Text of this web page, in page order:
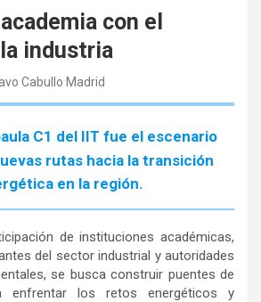
con el
industria
Cabullo Madrid
C1 del IIT fue el escenario
rutas hacia la transición
en la región.
de instituciones académicas,
del sector industrial y autoridades
se busca construir puentes de
enfrentar los retos energéticos y